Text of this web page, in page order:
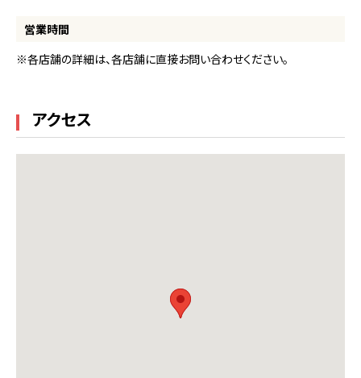
営業時間
※各店舗の詳細は、各店舗に直接お問い合わせください。
アクセス